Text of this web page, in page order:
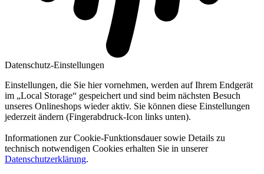
Datenschutz-Einstellungen
Einstellungen, die Sie hier vornehmen, werden auf Ihrem Endgerät
im „Local Storage“ gespeichert und sind beim nächsten Besuch
unseres Onlineshops wieder aktiv. Sie können diese Einstellungen
jederzeit ändern (Fingerabdruck-Icon links unten).
Informationen zur Cookie-Funktionsdauer sowie Details zu
technisch notwendigen Cookies erhalten Sie in unserer
Datenschutzerklärung.